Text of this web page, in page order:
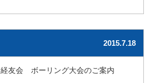
2015.7.18
経友会 ボーリング大会のご案内